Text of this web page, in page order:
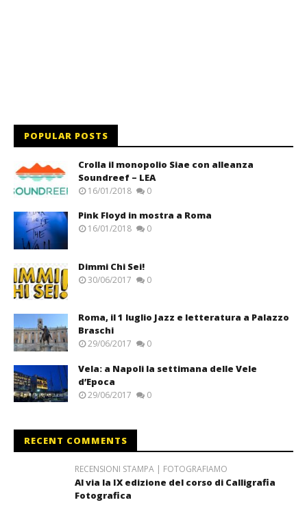
POPULAR POSTS
Crolla il monopolio Siae con alleanza
Soundreef – LEA
16/01/2018 0
Pink Floyd in mostra a Roma
16/01/2018 0
Dimmi Chi Sei!
30/06/2017 0
Roma, il 1 luglio Jazz e letteratura a Palazzo
Braschi
29/06/2017 0
Vela: a Napoli la settimana delle Vele
d’Epoca
29/06/2017 0
RECENT COMMENTS
RECENSIONI STAMPA | FOTOGRAFIAMO
Al via la IX edizione del corso di Calligrafia
Fotografica